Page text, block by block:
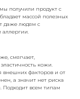
получили продукт с
массой полезных
даже людям с
смягчает,
кожи.
внешних факторов и от
а значит нет риска
Подходит всем типам